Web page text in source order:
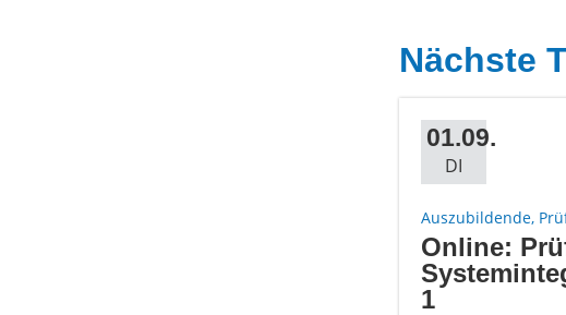
Nächste
01.09.
DI
Auszubildende,
Online:
1